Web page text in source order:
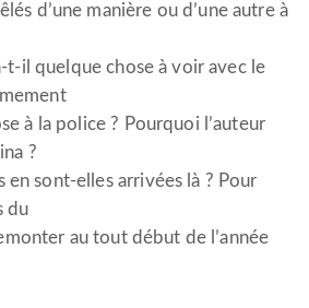
d’une manière ou d’une autre à
t-il quelque chose à voir avec le
à la police ? Pourquoi l’auteur
?
en sont-elles arrivées là ? Pour
du
au tout début de l’année